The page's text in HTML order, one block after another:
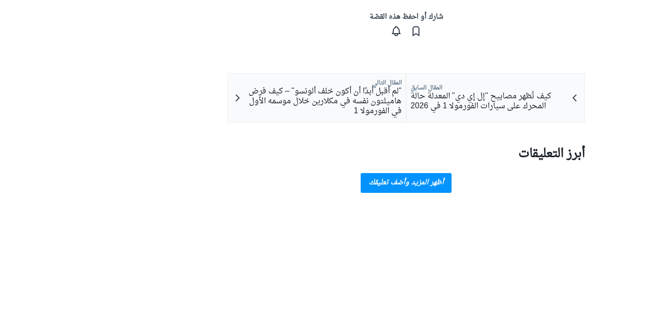
شارك أو احفظ هذه القصّة
المقال السابق
كيف تُظهر مصابيح "إل إي دي" المعدلة حالة
المحرك على سيارات الفورمولا 1 في 2026
المقال التالي
"لم أقبل أبدًا أن أكون خلف ألونسو" – كيف فرض
هاميلتون نفسه في مكلارين خلال موسمه الأول
في الفورمولا 1
أبرز التعليقات
أظهر المزيد وأضف تعليقك